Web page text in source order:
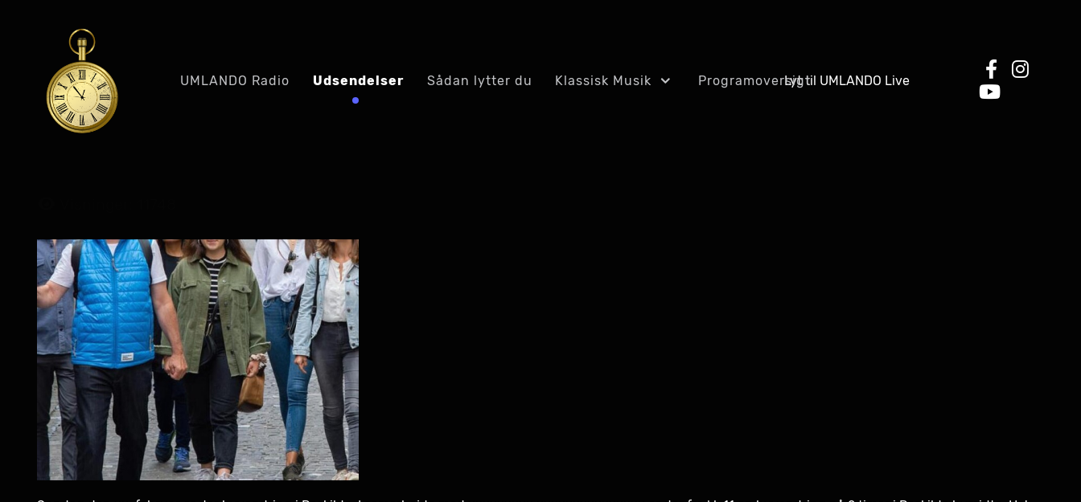
UMLANDO Radio Udsendelser Sådan lytter du Klassisk Musik ProgramoversigtLyt til UMLANDO Live